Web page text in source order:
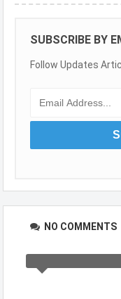
SUBSCRIBE BY
Follow Updates
NO COMMENTS